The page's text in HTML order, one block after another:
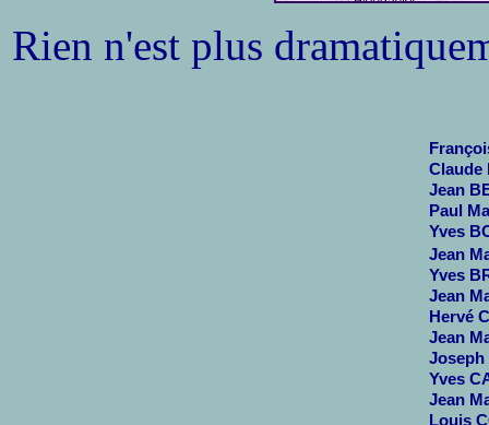
Rien n'est plus
Claude
Jean
Paul
Yves
Jean
Yves
Jean
Hervé
Jean
Joseph
Yves
Jean
Louis